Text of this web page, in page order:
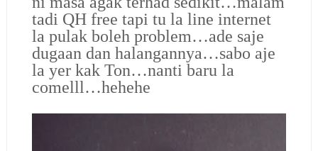
tadi QH free tapi tu la line internet
la pulak boleh problem…ade saje
dugaan dan halangannya…sabo aje
la yer kak Ton…nanti baru la
comelll…hehehe